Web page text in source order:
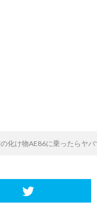
の化け物AE86に乗ったらヤ